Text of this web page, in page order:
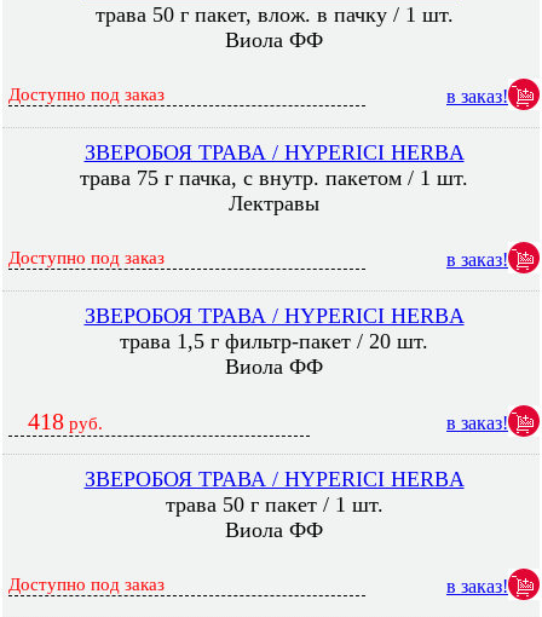
трава 50 г пакет, влож. в пачку / 1 шт.
Виола ФФ
Доступно под заказ в заказ!
ЗВЕРОБОЯ ТРАВА / HYPERICI HERBA
трава 75 г пачка, с внутр. пакетом / 1 шт.
Лектравы
Доступно под заказ в заказ!
ЗВЕРОБОЯ ТРАВА / HYPERICI HERBA
трава 1,5 г фильтр-пакет / 20 шт.
Виола ФФ
418 руб. в заказ!
ЗВЕРОБОЯ ТРАВА / HYPERICI HERBA
трава 50 г пакет / 1 шт.
Виола ФФ
Доступно под заказ в заказ!